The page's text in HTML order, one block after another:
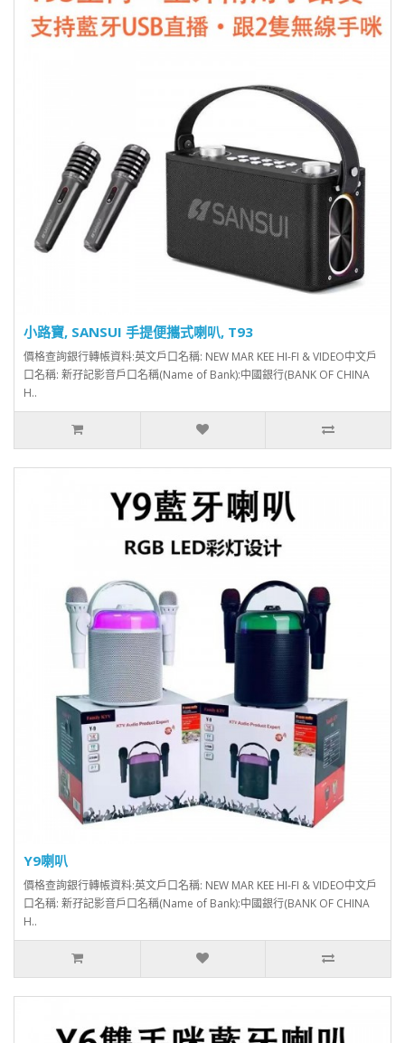
小路寶, SANSUI 手提便攜式喇叭, T93
價格查詢銀行轉帳資料:英文戶口名稱: NEW MAR KEE HI-FI & VIDEO中文戶
口名稱: 新孖記影音戶口名稱(Name of Bank):中國銀行(BANK OF CHINA
H..
Y9喇叭
價格查詢銀行轉帳資料:英文戶口名稱: NEW MAR KEE HI-FI & VIDEO中文戶
口名稱: 新孖記影音戶口名稱(Name of Bank):中國銀行(BANK OF CHINA
H..